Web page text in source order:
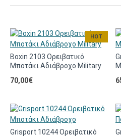
HOT
Boxin 2103 Ορειβατικό
Μποτάκι Αδιάβροχο Military
70,00€
Grisport 10244 Ορειβατικό